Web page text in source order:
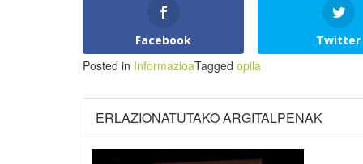
Facebook Twitter
Posted in InformazioaTagged opila
ERLAZIONATUTAKO ARGITALPENAK